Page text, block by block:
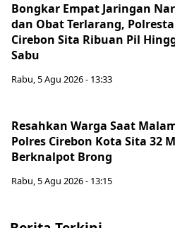
Bongkar Empat Jaringan
dan Obat Terlarang, Polresta
Cirebon Sita Ribuan Pil
Sabu
Rabu, 5 Agu 2026 - 13:33
Resahkan Warga Saat
Polres Cirebon Kota Sita 32
Berknalpot Brong
Rabu, 5 Agu 2026 - 13:15